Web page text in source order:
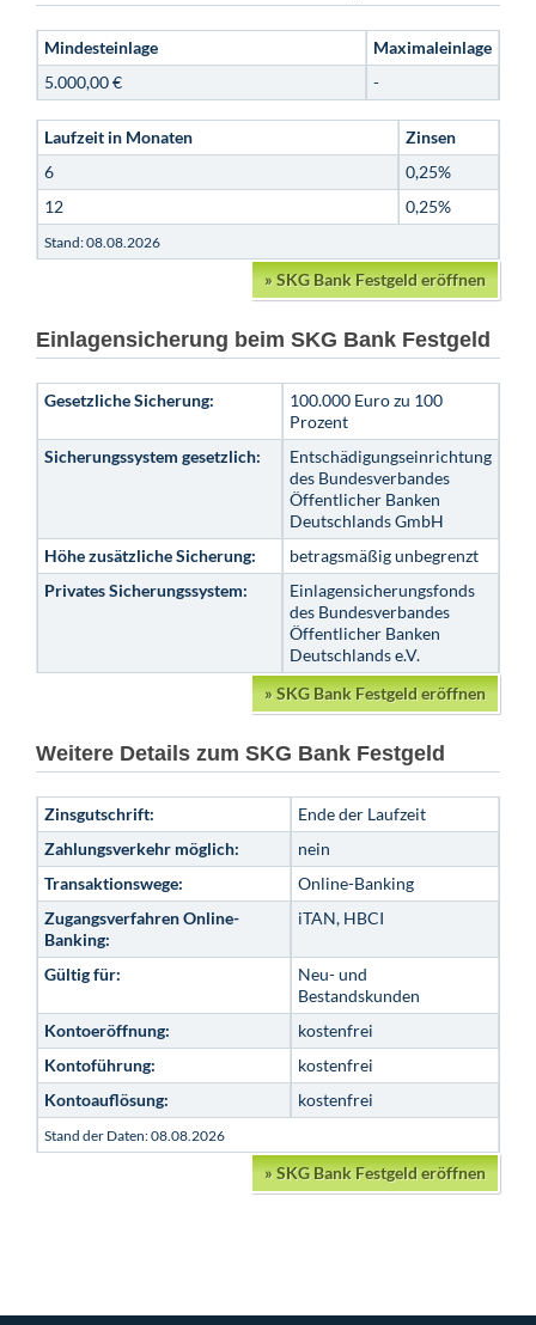
Mindesteinlage
Maximaleinlage
5.000,00 €
-
Laufzeit in Monaten
Zinsen
6
0,25%
12
0,25%
Stand: 08.08.2026
»SKG Bank Festgeld eröffnen
Einlagensicherung beim SKG Bank Festgeld
Gesetzliche Sicherung:
100.000 Euro zu 100
Prozent
Sicherungssystem gesetzlich:
Entschädigungseinrichtung
des Bundesverbandes
Öffentlicher Banken
Deutschlands GmbH
Höhe zusätzliche Sicherung:
betragsmäßig unbegrenzt
Privates Sicherungssystem:
Einlagensicherungsfonds
des Bundesverbandes
Öffentlicher Banken
Deutschlands e.V.
»SKG Bank Festgeld eröffnen
Weitere Details zum SKG Bank Festgeld
Zinsgutschrift:
Ende der Laufzeit
Zahlungsverkehr möglich:
nein
Transaktionswege:
Online-Banking
Zugangsverfahren Online-
Banking:
iTAN, HBCI
Gültig für:
Neu- und
Bestandskunden
Kontoeröffnung:
kostenfrei
Kontoführung:
kostenfrei
Kontoauflösung:
kostenfrei
Stand der Daten: 08.08.2026
»SKG Bank Festgeld eröffnen